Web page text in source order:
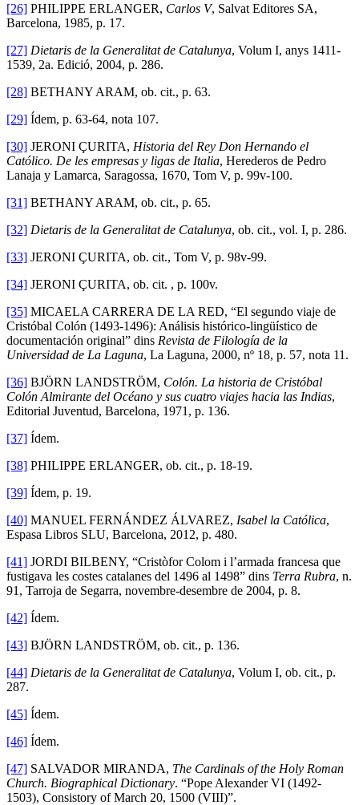
[26] PHILIPPE ERLANGER, Carlos V, Salvat Editores SA,
Barcelona, 1985, p. 17.
[27] Dietaris de la Generalitat de Catalunya, Volum I, anys 1411-
1539, 2a. Edició, 2004, p. 286.
[28] BETHANY ARAM, ob. cit., p. 63.
[29] Ídem, p. 63-64, nota 107.
[30] JERONI ÇURITA, Historia del Rey Don Hernando el
Católico. De les empresas y ligas de Italia, Herederos de Pedro
Lanaja y Lamarca, Saragossa, 1670, Tom V, p. 99v-100.
[31] BETHANY ARAM, ob. cit., p. 65.
[32] Dietaris de la Generalitat de Catalunya, ob. cit., vol. I, p. 286.
[33] JERONI ÇURITA, ob. cit., Tom V, p. 98v-99.
[34] JERONI ÇURITA, ob. cit. , p. 100v.
[35] MICAELA CARRERA DE LA RED, “El segundo viaje de
Cristóbal Colón (1493-1496): Análisis histórico-lingüístico de
documentación original” dins Revista de Filología de la
Universidad de La Laguna, La Laguna, 2000, nº 18, p. 57, nota 11.
[36] BJÖRN LANDSTRÖM, Colón. La historia de Cristóbal
Colón Almirante del Océano y sus cuatro viajes hacia las Indias,
Editorial Juventud, Barcelona, 1971, p. 136.
[37] Ídem.
[38] PHILIPPE ERLANGER, ob. cit., p. 18-19.
[39] Ídem, p. 19.
[40] MANUEL FERNÁNDEZ ÁLVAREZ, Isabel la Católica,
Espasa Libros SLU, Barcelona, 2012, p. 480.
[41] JORDI BILBENY, “Cristòfor Colom i l’armada francesa que
fustigava les costes catalanes del 1496 al 1498” dins Terra Rubra, n.
91, Tarroja de Segarra, novembre-desembre de 2004, p. 8.
[42] Ídem.
[43] BJÖRN LANDSTRÖM, ob. cit., p. 136.
[44] Dietaris de la Generalitat de Catalunya, Volum I, ob. cit., p.
287.
[45] Ídem.
[46] Ídem.
[47] SALVADOR MIRANDA, The Cardinals of the Holy Roman
Church. Biographical Dictionary. “Pope Alexander VI (1492-
1503), Consistory of March 20, 1500 (VIII)”.